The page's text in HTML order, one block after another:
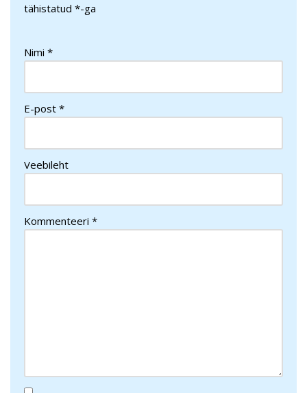
tähistatud *-ga
Nimi *
E-post *
Veebileht
Kommenteeri *